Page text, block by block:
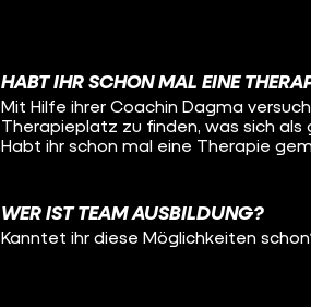
https://www.tiktok.com/
Schaut da mal rein: YouTube: https://www.youtube.com/funkofficial
Instagram: https://www.instagram.com/
https://www.tiktok.com/@funk Website: https://go.funk.net Wir haben ein
HABT IHR SCHON MAL EINE
Mit Hilfe ihrer Coachin Dagma
Therapieplatz zu finden, was sich
Habt ihr schon mal eine Therapie
WER IST TEAM AUSBILDUNG?
Kanntet ihr diese Möglichkeiten